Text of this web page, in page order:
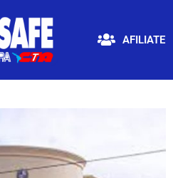
AFILIATE